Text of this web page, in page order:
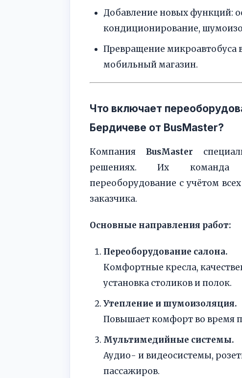
Добавление новых функций:
кондиционирование,
Превращение микроавтобуса
мобильный магазин.
Что включает
Бердичеве от BusMaster?
Компания BusMaster
решениях. Их команда
переоборудование с учётом
заказчика.
Основные направления работ:
Переоборудование салона.
Комфортные кресла,
установка столиков и полок.
Утепление и шумоизоляция.
Повышает комфорт во время
Мультимедийные системы.
Аудио- и видеосистемы,
пассажиров.